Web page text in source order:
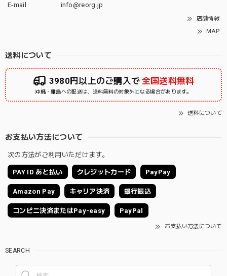
E-mail
info@reorg.jp
店舗情報
MAP
送料について
3980円以上のご購入で 全国送料無料
沖縄・離島への配送は、送料無料の対象外になる場合があります。
送料について
お支払い方法について
次の方法がご利用いただけます。
PAY ID あと払い クレジットカード PayPay
Amazon Pay キャリア決済 銀行振込
コンビニ決済またはPay-easy PayPal
お支払い方法について
SEARCH